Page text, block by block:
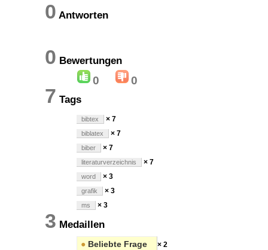
0 Antworten
0 Bewertungen
0 0
7 Tags
bibtex × 7
biblatex × 7
biber × 7
literaturverzeichnis × 7
word × 3
grafik × 3
ms × 3
3 Medaillen
● Beliebte Frage × 2